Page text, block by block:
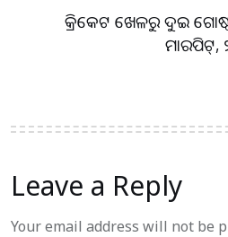
କ୍ରିକେଟ ଖେଳରୁ ଦୁଇ
ମାରପିଟ୍,
Leave a Reply
Your email address will not be